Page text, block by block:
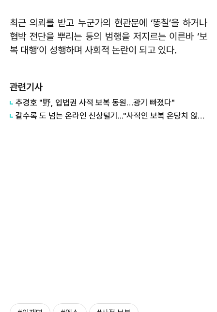
최근 의뢰를 받고 누군가의 현관문에 ‘똥칠’을 하거나
협박 전단을 뿌리는 등의 범행을 저지르는 이른바 ‘보
복 대행’이 성행하며 사회적 논란이 되고 있다.
관련기사
추경호 "野, 입법권 사적 보복 동원…광기 빠졌다"
갈수록 도 넘는 온라인 신상털기..."사적인 보복 온당치 않아"